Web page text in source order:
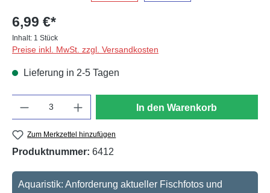
6,99 €*
Inhalt: 1 Stück
Preise inkl. MwSt. zzgl. Versandkosten
Lieferung in 2-5 Tagen
In den Warenkorb
Zum Merkzettel hinzufügen
Produktnummer: 6412
Aquaristik: Anforderung aktueller Fischfotos und